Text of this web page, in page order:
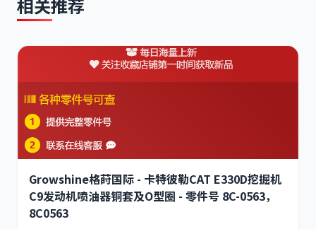
相关推荐
Growshine格莳国际 - 卡特彼勒CAT E330D挖掘机
C9发动机喷油器铜套及O型圈 - 零件号 8C-0563，
8C0563